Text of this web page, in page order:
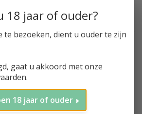
18 jaar of ouder?
te bezoeken, dient u ouder te zijn
gaat u akkoord met onze
18 jaar of ouder